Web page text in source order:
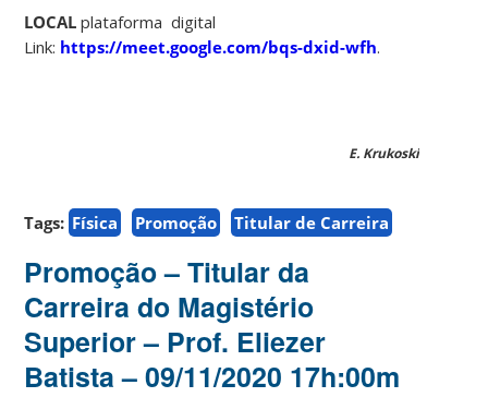
LOCAL plataforma digital
Link: https://meet.google.com/bqs-dxid-wfh.
E. Krukoski
Tags: Física Promoção Titular de Carreira
Promoção – Titular da
Carreira do Magistério
Superior – Prof. Eliezer
Batista – 09/11/2020 17h:00m